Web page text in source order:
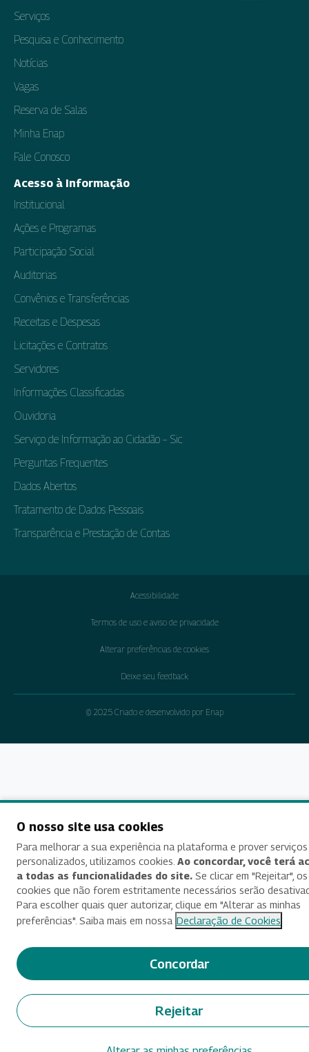
Serviços
Pesquisa e Conhecimento
Notícias
Vagas
Reserva de Salas
Minha Enap
Fale Conosco
Acesso à Informação
Institucional
Ações e Programas
Participação Social
Auditorias
Convênios e Transferências
Receitas e Despesas
Licitações e Contratos
Servidores
Informações Classificadas
Ouvidoria
Serviço de Informação ao Cidadão – Sic
Perguntas Frequentes
Dados Abertos
Tratamento de Dados Pessoais
Transparência e Prestação de Contas
Acessibilidade
Termos de uso e aviso de privacidade
Alterar preferências de cookies
Deixe seu feedback
© 2025 Criado e desenvolvido por Enap
O nosso site usa cookies
Para melhorar a sua experiência na plataforma e prover serviços
personalizados, utilizamos cookies. Ao concordar, você terá
a todas as funcionalidades do site. Se clicar em "Rejeitar", os
cookies que não forem estritamente necessários serão
Para escolher quais quer autorizar, clique em "Alterar as minhas
preferências". Saiba mais em nossa Declaração de Cookies
Concordar
Rejeitar